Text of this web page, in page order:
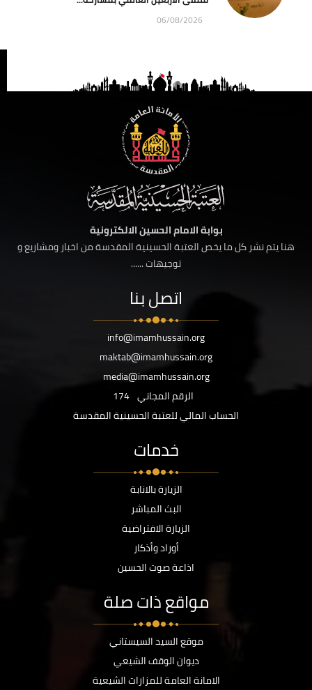
06/08/2026
بوابة الامام الحسين الالكترونية
هنا يتم نشر كل ما يخص العتبة الحسينية المقدسة من اخبار ومشاريع و
توجيهات ......
اتصل بنا
info@imamhussain.org
maktab@imamhussain.org
media@imamhussain.org
الرقم المجاني 174
الحساب المالي للعتبة الحسينية المقدسة
خدمات
الزيارة بالانابة
البث المباشر
الزيارة الافتراضية
أوراد وأذكار
اذاعة صوت الحسين
مواقع ذات صلة
موقع السيد السيستاني
ديوان الوقف الشيعي
الامانة العامة للمزارات الشيعية